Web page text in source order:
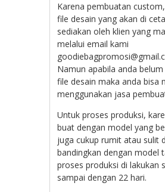
Karena pembuatan
file desain yang akan di
sediakan oleh klien yang
melalui email kami
Namun apabila anda
file desain maka anda bisa
menggunakan jasa
Untuk proses produksi,
buat dengan model yang
juga cukup rumit atau sulit
bandingkan dengan model
proses produksi di lakukan
sampai dengan 22 hari.